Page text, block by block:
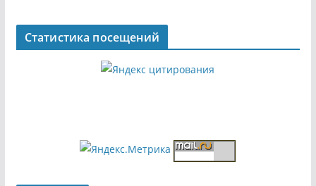
Статистика посещений